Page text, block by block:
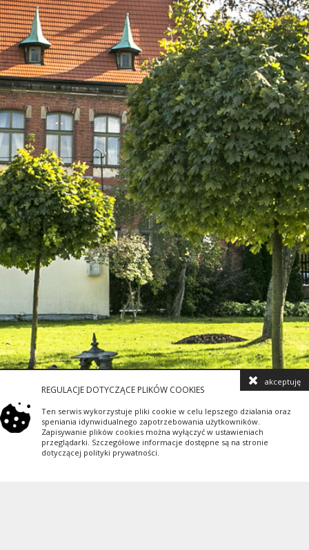
REGULACJE DOTYCZĄCE PLIKÓW COOKIES
Ten serwis wykorzystuje pliki cookie w celu lepszego dzialania oraz
speniania idynwidualnego zapotrzebowania użytkowników.
Zapisywanie plików cookies można wyłączyć w ustawieniach
przeglądarki. Szczegółowe informacje dostępne są na stronie
dotyczącej polityki prywatności.
akceptuję